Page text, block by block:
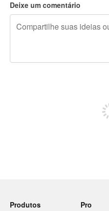
Deixe um comentário
Produtos
Pro